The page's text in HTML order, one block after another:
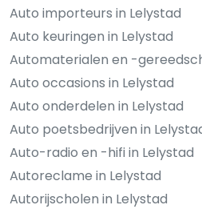
Auto importeurs in Lelystad
Auto keuringen in Lelystad
Automaterialen en -
Auto occasions in Lelystad
Auto onderdelen in Lelystad
Auto poetsbedrijven in
Auto-radio en -hifi in Lelystad
Autoreclame in Lelystad
Autorijscholen in Lelystad